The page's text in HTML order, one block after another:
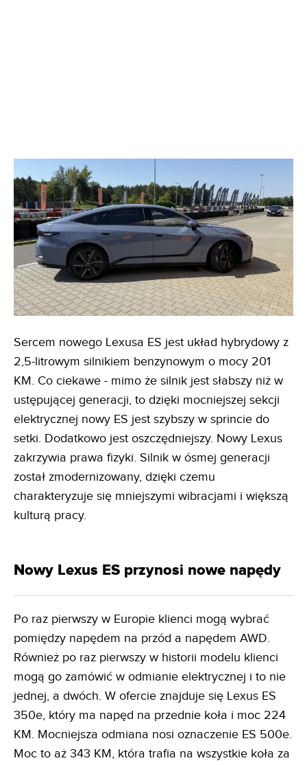
Sercem nowego Lexusa ES jest układ hybrydowy z
2,5-litrowym silnikiem benzynowym o mocy 201
KM. Co ciekawe - mimo że silnik jest słabszy niż w
ustępującej generacji, to dzięki mocniejszej sekcji
elektrycznej nowy ES jest szybszy w sprincie do
setki. Dodatkowo jest oszczędniejszy. Nowy Lexus
zakrzywia prawa fizyki. Silnik w ósmej generacji
został zmodernizowany, dzięki czemu
charakteryzuje się mniejszymi wibracjami i większą
kulturą pracy.
Nowy Lexus ES przynosi nowe napędy
Po raz pierwszy w Europie klienci mogą wybrać
pomiędzy napędem na przód a napędem AWD.
Również po raz pierwszy w historii modelu klienci
mogą go zamówić w odmianie elektrycznej i to nie
jednej, a dwóch. W ofercie znajduje się Lexus ES
350e, który ma napęd na przednie koła i moc 224
KM. Mocniejsza odmiana nosi oznaczenie ES 500e.
Moc to aż 343 KM, która trafia na wszystkie koła za